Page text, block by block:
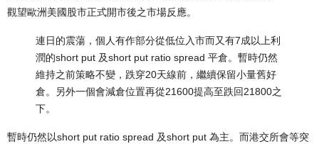
觀望歐洲美國股市正式開市後之市場反應。
連日的震蕩， 個人有作部分從低位入市而又有7成以上利
潤的short put 及short put ratio spread 平倉。 暫時仍然
維持之前策略不變，跌穿20天線前，繼續保留小量舊好
倉。
另外一個會減倉位置再從21600提高至跌回21800之
下。
暫時仍然以short put ratio spread 及short put 為主。 而港交所會等突